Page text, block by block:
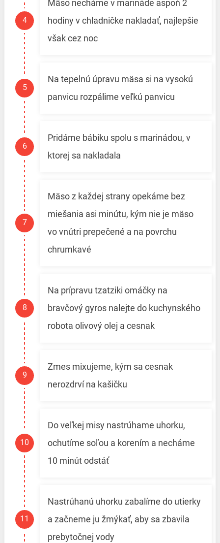
Mäso necháme v marináde aspoň 2
hodiny v chladničke nakladať, najlepšie
však cez noc
Na tepelnú úpravu mäsa si na vysokú
panvicu rozpálime veľkú panvicu
Pridáme bábiku spolu s marinádou, v
ktorej sa nakladala
Mäso z každej strany opekáme bez
miešania asi minútu, kým nie je mäso
vo vnútri prepečené a na povrchu
chrumkavé
Na prípravu tzatziki omáčky na
bravčový gyros nalejte do kuchynského
robota olivový olej a cesnak
Zmes mixujeme, kým sa cesnak
nerozdrví na kašičku
Do veľkej misy nastrúhame uhorku,
ochutíme soľou a korením a necháme
10 minút odstáť
Nastrúhanú uhorku zabalíme do utierky
a začneme ju žmýkať, aby sa zbavila
prebytočnej vody